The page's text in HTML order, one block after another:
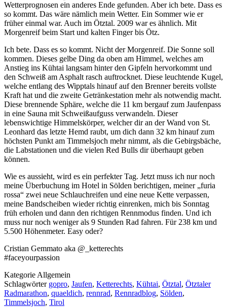
Wetterprognosen ein anderes Ende gefunden. Aber ich bete. Dass es
so kommt. Das wäre nämlich mein Wetter. Ein Sommer wie er
früher einmal war. Auch im Ötztal. 2009 war es ähnlich. Mit
Morgenreif beim Start und kalten Finger bis Ötz.
Ich bete. Dass es so kommt. Nicht der Morgenreif. Die Sonne soll
kommen. Dieses gelbe Ding da oben am Himmel, welches am
Anstieg ins Kühtai langsam hinter den Gipfeln hervorkommt und
den Schweiß am Asphalt rasch auftrocknet. Diese leuchtende Kugel,
welche entlang des Wipptals hinauf auf den Brenner bereits vollste
Kraft hat und die zweite Getränkestation mehr als notwendig macht.
Diese brennende Sphäre, welche die 11 km bergauf zum Jaufenpass
in eine Sauna mit Schweißaufguss verwandeln. Dieser
lebenswichtige Himmelskörper, welcher dir an der Wand von St.
Leonhard das letzte Hemd raubt, um dich dann 32 km hinauf zum
höchsten Punkt am Timmelsjoch mehr nimmt, als die Gebirgsbäche,
die Labstationen und die vielen Red Bulls dir überhaupt geben
können.
Wie es aussieht, wird es ein perfekter Tag. Jetzt muss ich nur noch
meine Überbuchung im Hotel in Sölden berichtigen, meiner „furia
rossa“ zwei neue Schlauchreifen und eine neue Kette verpassen,
meine Bandscheiben wieder richtig einrenken, mich bis Sonntag
früh erholen und dann den richtigen Rennmodus finden. Und ich
muss nur noch weniger als 9 Stunden Rad fahren. Für 238 km und
5.500 Höhenmeter. Easy oder?
Cristian Gemmato aka @_ketterechts
#faceyourpassion
Kategorie Allgemein
Schlagwörter gopro, Jaufen, Ketterechts, Kühtai, Ötztal, Ötztaler
Radmarathon, quaeldich, rennrad, Rennradblog, Sölden,
Timmelsjoch, Tirol